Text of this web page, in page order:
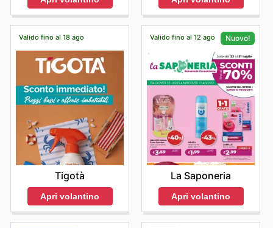
Valido fino al 18 ago
Tigotà
Apri volantino
Valido fino al 12 ago Nuovo!
La Saponeria
Apri volantino